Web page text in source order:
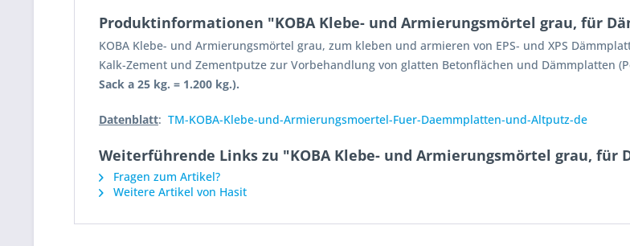
Produktinformationen "KOBA Klebe- und Armierungsmörtel grau, für
KOBA Klebe- und Armierungsmörtel grau, zum kleben und armieren von EPS- und XPS
Kalk-Zement und Zementputze zur Vorbehandlung von glatten Betonflächen und Dämmplatten
Sack a 25 kg. = 1.200 kg.).
Datenblatt: TM-KOBA-Klebe-und-Armierungsmoertel-Fuer-Daemmplatten-und-Altputz-de
Weiterführende Links zu "KOBA Klebe- und Armierungsmörtel grau,
Fragen zum Artikel?
Weitere Artikel von Hasit